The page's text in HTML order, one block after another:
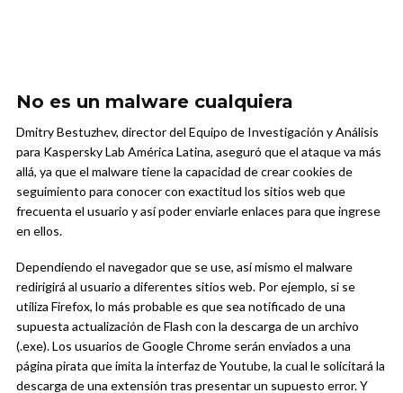
No es un malware cualquiera
Dmitry Bestuzhev, director del Equipo de Investigación y Análisis
para Kaspersky Lab América Latina, aseguró que el ataque va más
allá, ya que el malware tiene la capacidad de crear cookies de
seguimiento para conocer con exactitud los sitios web que
frecuenta el usuario y así poder enviarle enlaces para que ingrese
en ellos.
Dependiendo el navegador que se use, así mismo el malware
redirigirá al usuario a diferentes sitios web. Por ejemplo, si se
utiliza Firefox, lo más probable es que sea notificado de una
supuesta actualización de Flash con la descarga de un archivo
(.exe). Los usuarios de Google Chrome serán enviados a una
página pirata que imita la interfaz de Youtube, la cual le solicitará la
descarga de una extensión tras presentar un supuesto error. Y